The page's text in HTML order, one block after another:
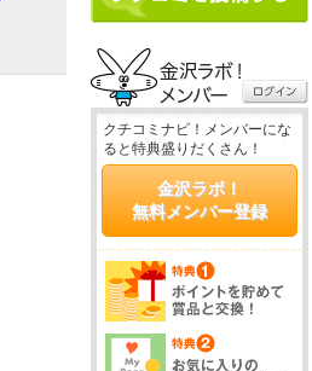
クチコミナビ！メンバーにな
ると特典盛りだくさん！
金沢ラボ！
無料メンバー登録